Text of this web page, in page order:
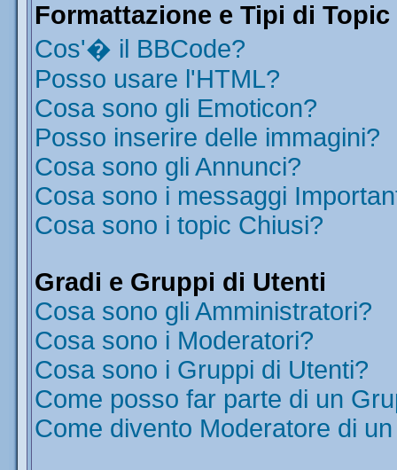
Formattazione e Tipi di Topic
Cos'� il BBCode?
Posso usare l'HTML?
Cosa sono gli Emoticon?
Posso inserire delle immagini?
Cosa sono gli Annunci?
Cosa sono i messaggi
Cosa sono i topic Chiusi?
Gradi e Gruppi di Utenti
Cosa sono gli Amministratori?
Cosa sono i Moderatori?
Cosa sono i Gruppi di Utenti?
Come posso far parte di un
Come divento Moderatore di